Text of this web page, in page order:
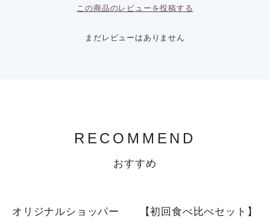
この商品のレビューを投稿する
まだレビューはありません
RECOMMEND
おすすめ
オリジナルショッパー
【初回食べ比べセット】